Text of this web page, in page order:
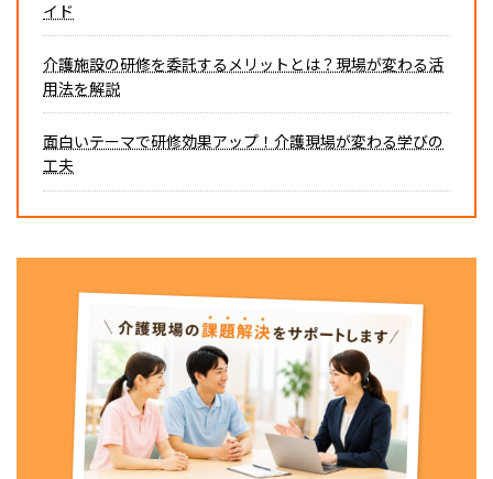
イド
介護施設の研修を委託するメリットとは？現場が変わる活
用法を解説
面白いテーマで研修効果アップ！介護現場が変わる学びの
工夫